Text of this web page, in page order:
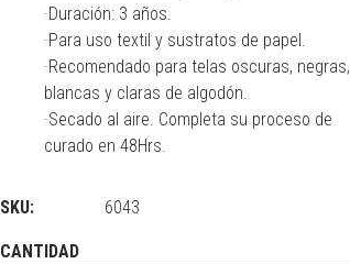
·Duración: 3 años.
·Para uso textil y sustratos de papel.
·Recomendado para telas oscuras, negras,
blancas y claras de algodón.
·Secado al aire. Completa su proceso de
curado en 48Hrs.
SKU: 6043
CANTIDAD